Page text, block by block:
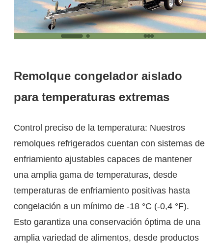
Remolque congelador aislado
para temperaturas extremas
Control preciso de la temperatura: Nuestros
remolques refrigerados cuentan con sistemas de
enfriamiento ajustables capaces de mantener
una amplia gama de temperaturas, desde
temperaturas de enfriamiento positivas hasta
congelación a un mínimo de -18 °C (-0,4 °F).
Esto garantiza una conservación óptima de una
amplia variedad de alimentos, desde productos